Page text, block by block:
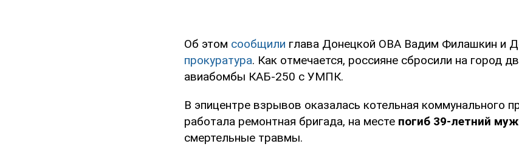
Об этом сообщили глава Донецкой ОВА Вадим Филашкин и
прокуратура. Как отмечается, россияне сбросили на город
авиабомбы КАБ-250 с УМПК.
В эпицентре взрывов оказалась котельная коммунального
работала ремонтная бригада, на месте погиб 39-летний
смертельные травмы.